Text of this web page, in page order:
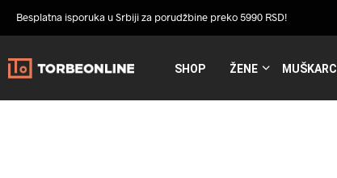
Besplatna isporuka u Srbiji za porudžbine preko 5990 RSD!
SHOP ŽENE MUŠKARCI